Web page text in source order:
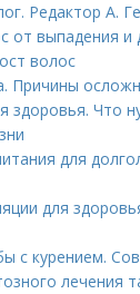
Редактор А.
от выпадения и
волос
Причины
здоровья. Что
для
для
с курением.
лечения